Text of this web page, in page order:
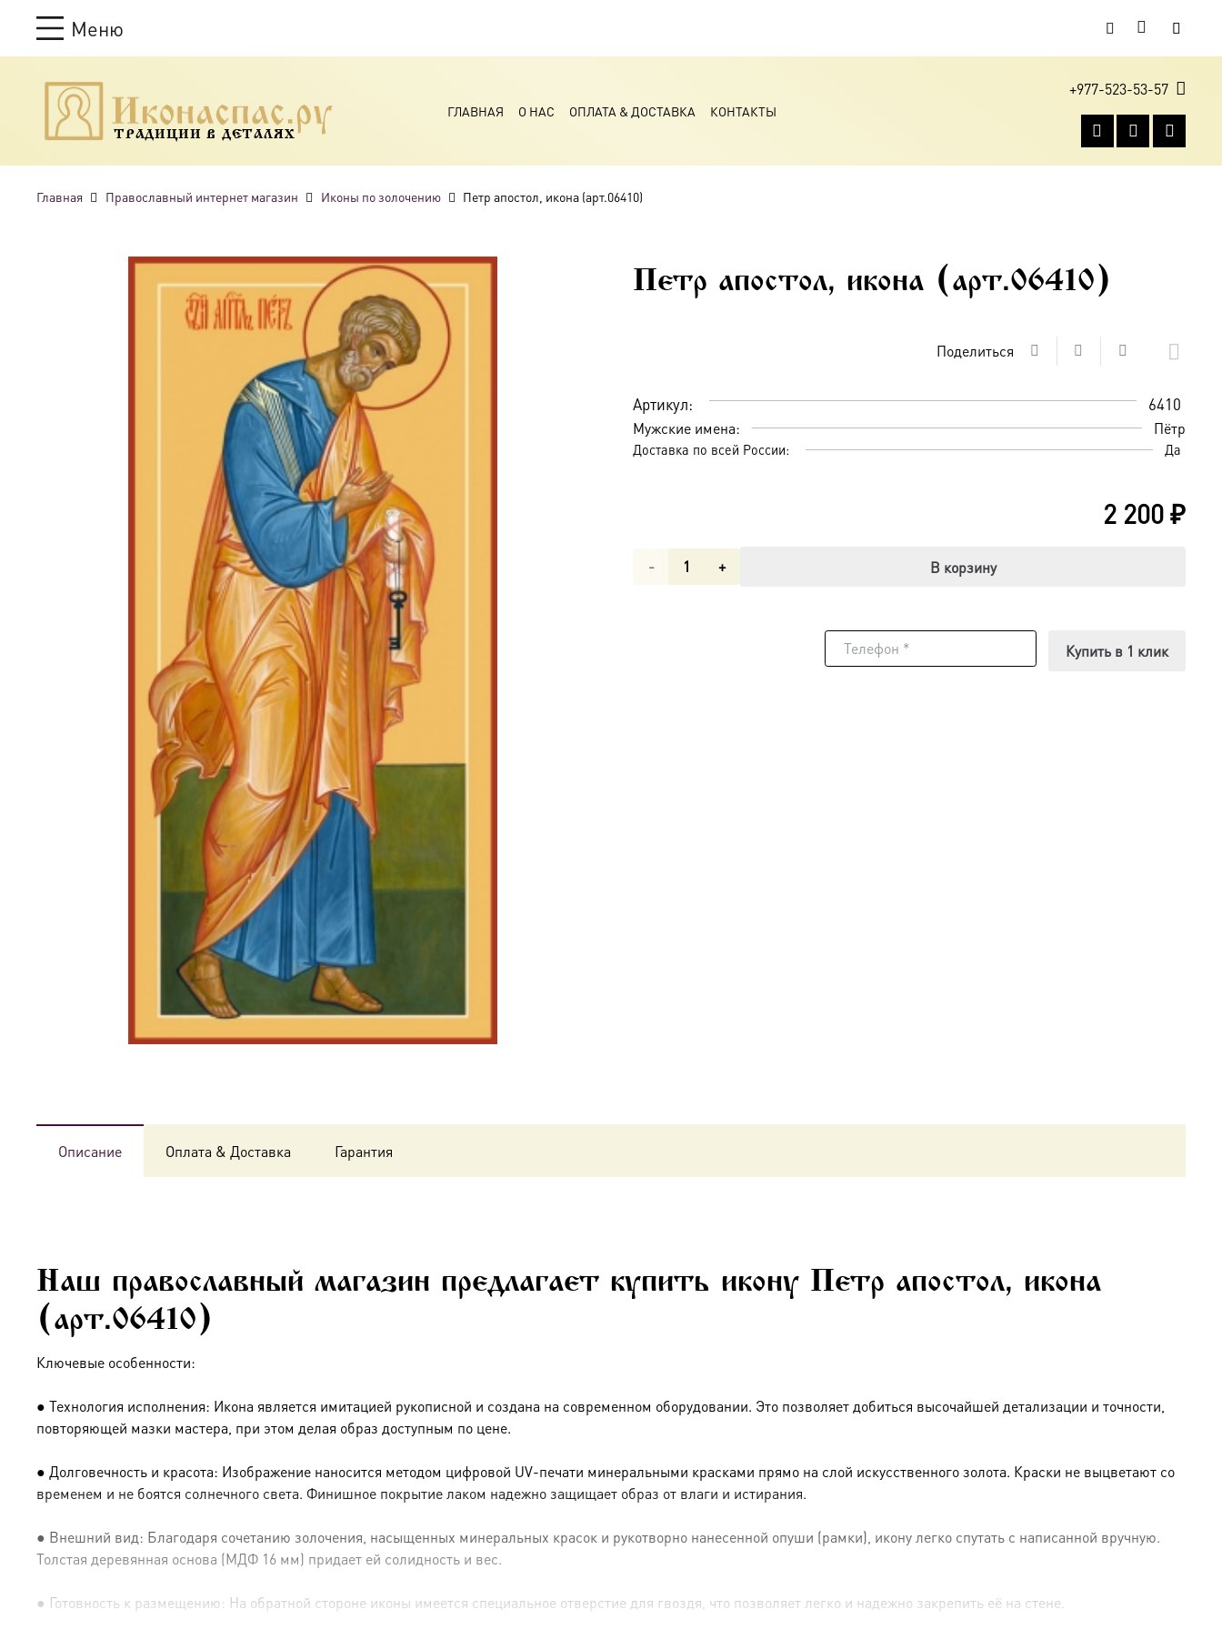
Меню
ТРАДИЦИИ В ДЕТАЛЯХ
ГЛАВНАЯ О НАС ОПЛАТА & ДОСТАВКА КОНТАКТЫ
+977-523-53-57
Главная Православный интернет магазин Иконы по золочению Петр апостол, икона (арт.06410)
Петр апостол, икона (арт.06410)
Поделиться
Артикул: 6410
Мужские имена: Пётр
Доставка по всей России: Да
2 200₽
Количество
В корзину
Купить в 1 клик
Описание Оплата & Доставка Гарантия
Наш православный магазин предлагает купить икону Петр апостол, икона
(арт.06410)
Ключевые особенности:
● Технология исполнения: Икона является имитацией рукописной и создана на современном оборудовании. Это позволяет добиться высочайшей детализации и точности,
повторяющей мазки мастера, при этом делая образ доступным по цене.
● Долговечность и красота: Изображение наносится методом цифровой UV-печати минеральными красками прямо на слой искусственного золота. Краски не выцветают со
временем и не боятся солнечного света. Финишное покрытие лаком надежно защищает образ от влаги и истирания.
● Внешний вид: Благодаря сочетанию золочения, насыщенных минеральных красок и рукотворно нанесенной опуши (рамки), икону легко спутать с написанной вручную.
Толстая деревянная основа (МДФ 16 мм) придает ей солидность и вес.
● Готовность к размещению: На обратной стороне иконы имеется специальное отверстие для гвоздя, что позволяет легко и надежно закрепить её на стене.